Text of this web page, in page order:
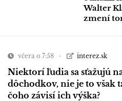
Walter
zmení
včera o 7:58 interez.sk
Niektorí ľudia sa sťažujú
dôchodkov, nie je to však
čoho závisí ich výška?